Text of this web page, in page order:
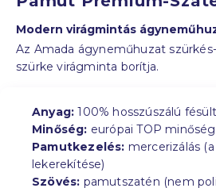
Modern virágmintás
Az Amada ágyneműhuzat
szürke virágminta borítja.
Anyag: 100% hosszúszálú
Minőség: európai TOP minőség
Pamutkezelés: mercerizálás
lekerekítése)
Szövés: pamutszatén (nem